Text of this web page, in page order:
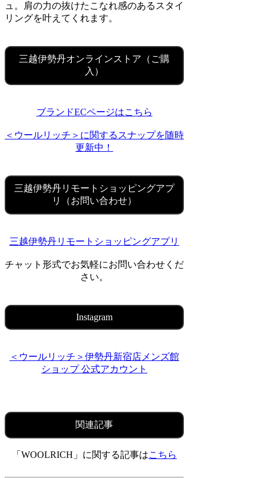
ュ。肩の力の抜けたこなれ感のあるスタイ
リングを叶えてくれます。
三越伊勢丹オンラインストア（ご購
入）
ブランドECページはこちら
＜ウールリッチ＞に関するスナップを随時
更新中！
三越伊勢丹リモートショッピングアプ
リ（お問い合わせ）
三越伊勢丹リモートショッピングアプリ
チャット形式でお気軽にお問い合わせくだ
さい。
Instagram
＜ウールリッチ＞伊勢丹新宿店メンズ館
ショップ 公式アカウント
関連記事
「WOOLRICH」に関する記事はこちら